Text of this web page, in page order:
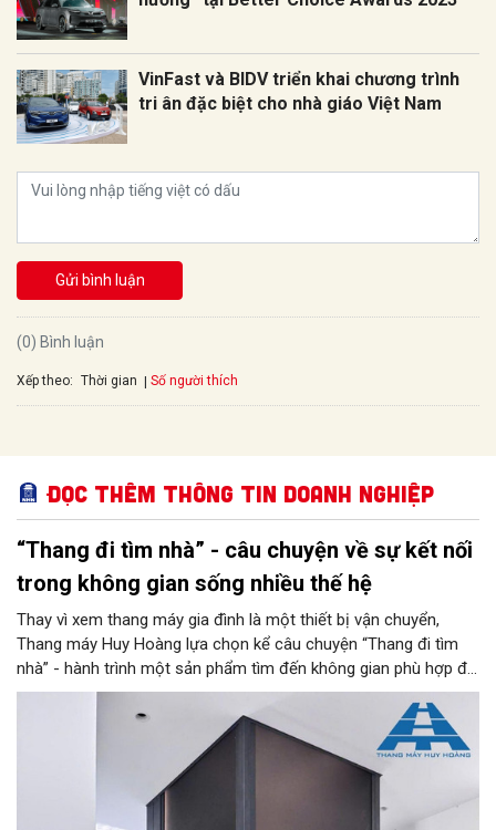
VinFast và BIDV triển khai chương trình
tri ân đặc biệt cho nhà giáo Việt Nam
Gửi bình luận
(0) Bình luận
Xếp theo: Thời gian Số người thích
Đọc thêm Thông tin doanh nghiệp
“Thang đi tìm nhà” - câu chuyện về sự kết nối
trong không gian sống nhiều thế hệ
Thay vì xem thang máy gia đình là một thiết bị vận chuyển,
Thang máy Huy Hoàng lựa chọn kể câu chuyện “Thang đi tìm
nhà” - hành trình một sản phẩm tìm đến không gian phù hợp để
trở thành một phần của kiến trúc, đời sống và ký ức gia đình.